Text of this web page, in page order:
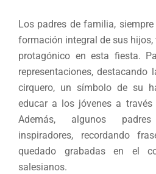
Los padres de familia,
formación integral de sus hijos,
protagónico en esta fiesta.
representaciones, destacando
cirquero, un símbolo de su
educar a los jóvenes a
Además, algunos
inspiradores, recordando
quedado grabadas en el
salesianos.